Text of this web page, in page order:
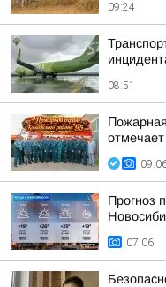
09:24
08:51
Прогноз
07:06